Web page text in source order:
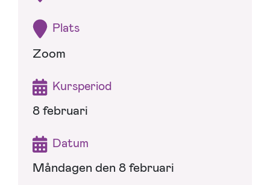
Plats
Zoom
Kursperiod
8 februari
Datum
Måndagen den 8 februari